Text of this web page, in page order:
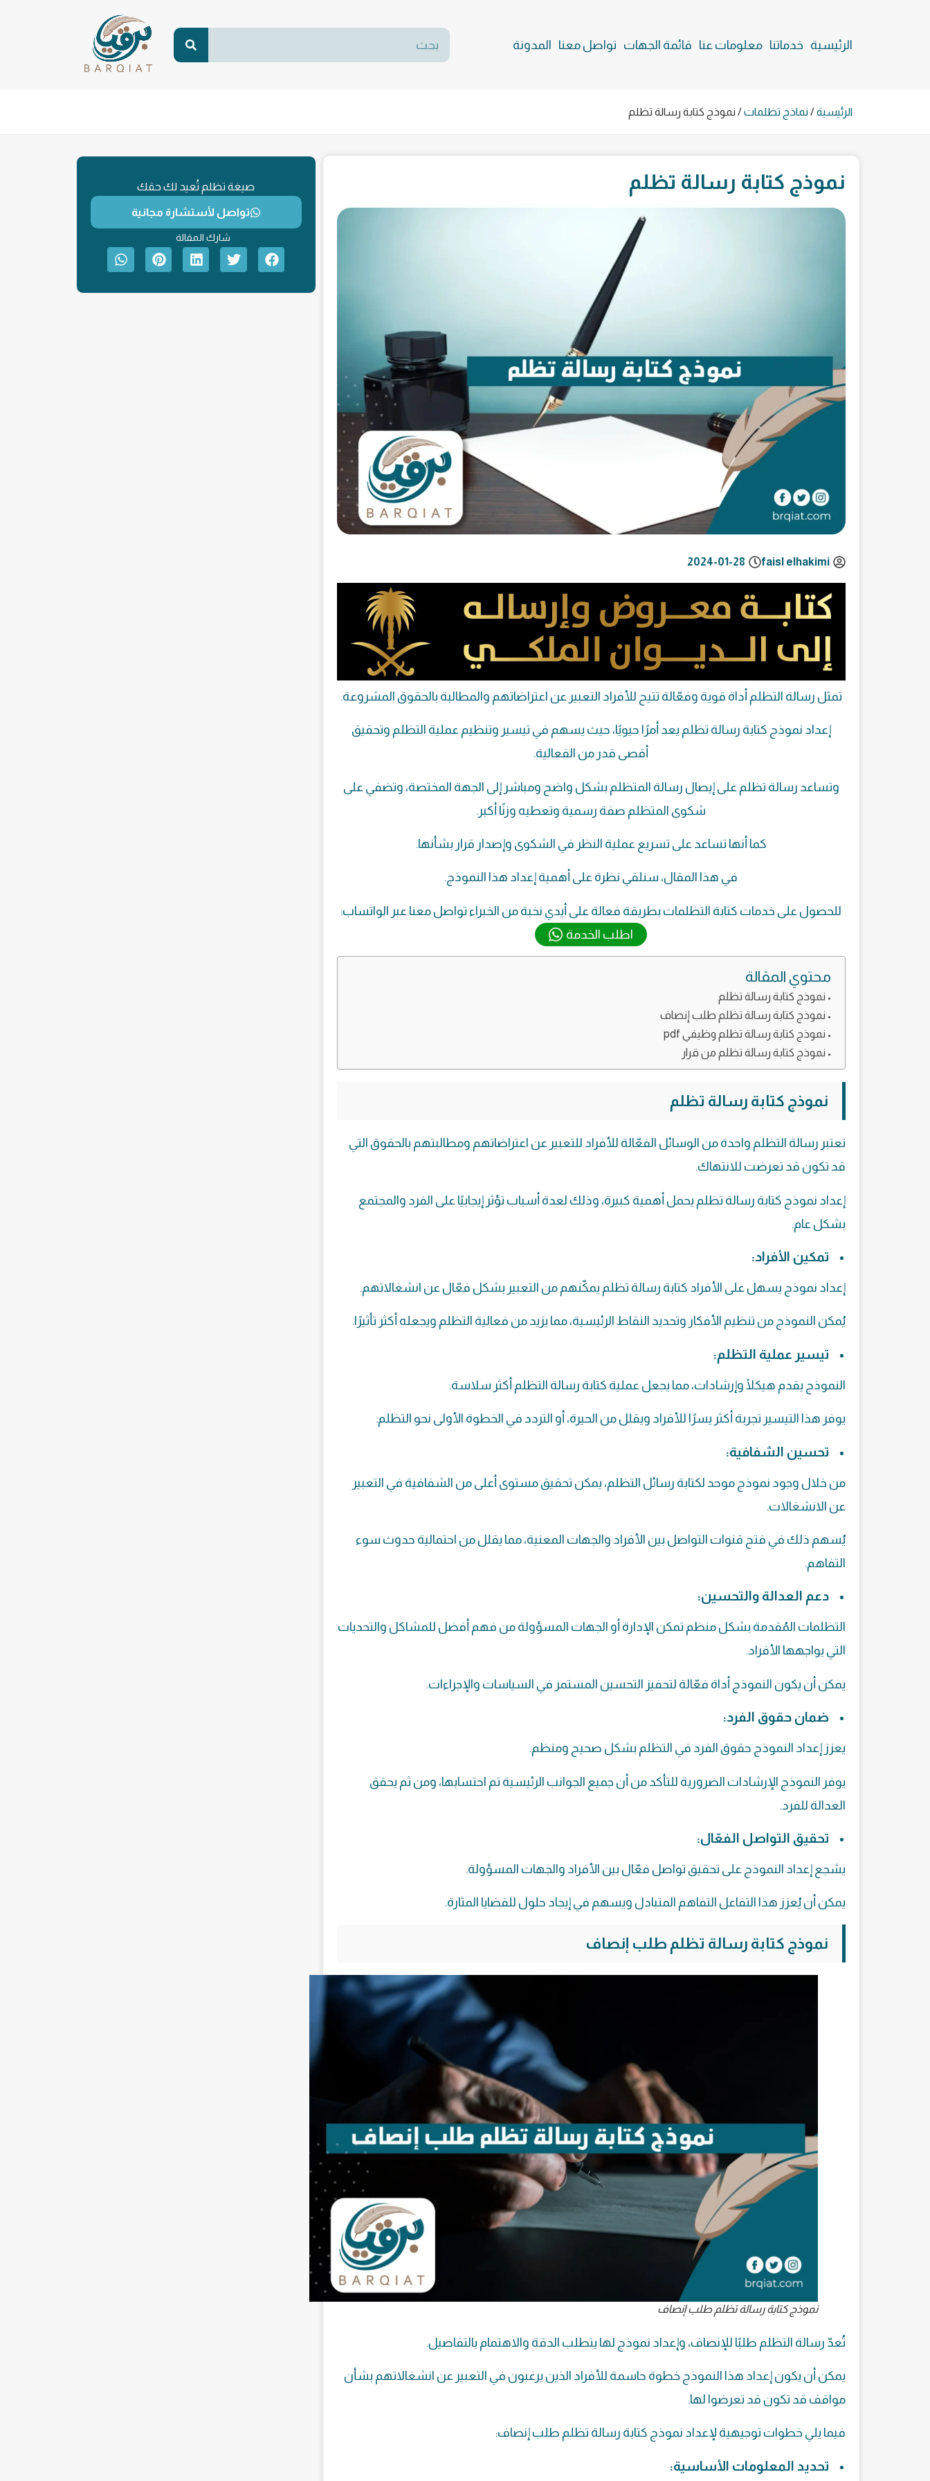
الرئيسية خدماتنا معلومات عنا قائمة الجهات تواصل معنا المدونة
الرئيسية/نماذج تظلمات/ نموذج كتابة رسالة تظلم
نموذج كتابة رسالة تظلم
faisl elhakimi
2024-01-28
تمثل رسالة التظلم أداة قوية وفعّالة تتيح للأفراد التعبير عن اعتراضاتهم والمطالبة بالحقوق المشروعة.
إعداد نموذج كتابة رسالة تظلم يعد أمرًا حيويًا، حيث يسهم في تيسير وتنظيم عملية التظلم وتحقيق
أقصى قدر من الفعالية.
وتساعد رسالة تظلم على إيصال رسالة المتظلم بشكل واضح ومباشر إلى الجهة المختصة، وتضفي على
شكوى المتظلم صفة رسمية وتعطيه وزنًا أكبر.
كما أنها تساعد على تسريع عملية النظر في الشكوى وإصدار قرار بشأنها.
في هذا المقال، سنلقي نظرة على أهمية إعداد هذا النموذج.
للحصول على خدمات كتابة التظلمات بطريقة فعالة على أيدي نخبة من الخبراء تواصل معنا عبر الواتساب:
اطلب الخدمة
محتوي المقالة
نموذج كتابة رسالة تظلم
نموذج كتابة رسالة تظلم طلب إنصاف
نموذج كتابة رسالة تظلم وظيفي pdf
نموذج كتابة رسالة تظلم من قرار
نموذج كتابة رسالة تظلم
تعتبر رسالة التظلم واحدة من الوسائل الفعّالة للأفراد للتعبير عن اعتراضاتهم ومطالبتهم بالحقوق التي
قد تكون قد تعرضت للانتهاك.
إعداد نموذج كتابة رسالة تظلم يحمل أهمية كبيرة، وذلك لعدة أسباب تؤثر إيجابيًا على الفرد والمجتمع
بشكل عام.
تمكين الأفراد:
إعداد نموذج يسهل على الأفراد كتابة رسالة تظلم يمكّنهم من التعبير بشكل فعّال عن انشغالاتهم.
يُمكن النموذج من تنظيم الأفكار وتحديد النقاط الرئيسية، مما يزيد من فعالية التظلم ويجعله أكثر تأثيرًا.
تيسير عملية التظلم:
النموذج يقدم هيكلًا وإرشادات، مما يجعل عملية كتابة رسالة التظلم أكثر سلاسة.
يوفر هذا التيسير تجربة أكثر يسرًا للأفراد ويقلل من الحيرة، أو التردد في الخطوة الأولى نحو التظلم.
تحسين الشفافية:
من خلال وجود نموذج موحد لكتابة رسائل التظلم، يمكن تحقيق مستوى أعلى من الشفافية في التعبير
عن الانشغالات.
يُسهم ذلك في فتح قنوات التواصل بين الأفراد والجهات المعنية، مما يقلل من احتمالية حدوث سوء
التفاهم.
دعم العدالة والتحسين:
التظلمات المُقدمة بشكل منظم تمكن الإدارة أو الجهات المسؤولة من فهم أفضل للمشاكل والتحديات
التي يواجهها الأفراد.
يمكن أن يكون النموذج أداة فعّالة لتحفيز التحسين المستمر في السياسات والإجراءات.
ضمان حقوق الفرد:
يعزز إعداد النموذج حقوق الفرد في التظلم بشكل صحيح ومنظم.
يوفر النموذج الإرشادات الضرورية للتأكد من أن جميع الجوانب الرئيسية تم احتسابها، ومن ثم يحقق
العدالة للفرد.
تحقيق التواصل الفعّال:
يشجع إعداد النموذج على تحقيق تواصل فعّال بين الأفراد والجهات المسؤولة.
يمكن أن يُعزز هذا التفاعل التفاهم المتبادل ويسهم في إيجاد حلول للقضايا المثارة.
نموذج كتابة رسالة تظلم طلب إنصاف
نموذج كتابة رسالة تظلم طلب إنصاف
تُعدّ رسالة التظلم طلبًا للإنصاف، وإعداد نموذج لها يتطلب الدقة والاهتمام بالتفاصيل.
يمكن أن يكون إعداد هذا النموذج خطوة حاسمة للأفراد الذين يرغبون في التعبير عن انشغالاتهم بشأن
مواقف قد تكون قد تعرضوا لها.
فيما يلي خطوات توجيهية لإعداد نموذج كتابة رسالة تظلم طلب إنصاف:
تحديد المعلومات الأساسية:
صيغة تظلم تُعيد لك حقك
تواصل لأستشارة مجانية
شارك المقالة